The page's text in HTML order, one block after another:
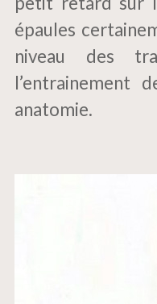
épaules
niveau des
l’entrainement
anatomie.